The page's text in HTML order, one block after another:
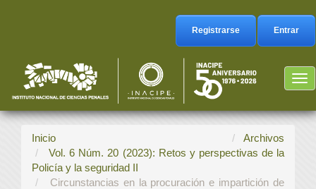
Barra
lateral
Registrarse Entrar
Inicio
Archivos
Vol. 6 Núm. 20 (2023): Retos y perspectivas de la
Policía y la seguridad II
Circunstancias en la procuración e impartición de